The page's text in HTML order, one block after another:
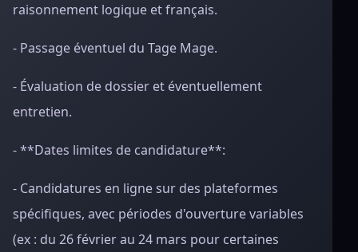
raisonnement logique et français.
- Passage éventuel du Tage Mage.
- Évaluation de dossier et éventuellement
entretien.
- **Dates limites de candidature**:
- Candidatures en ligne sur des plateformes
spécifiques, avec périodes d'ouverture variables
(ex : du 26 février au 24 mars pour certaines